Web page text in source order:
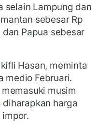
selain Lampung dan
sebesar Rp
Papua sebesar
Hasan, meminta
medio Februari.
musim
harga